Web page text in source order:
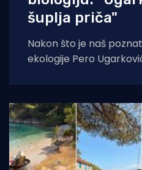
šuplja priča"
Nakon što je naš
ekologije Pero